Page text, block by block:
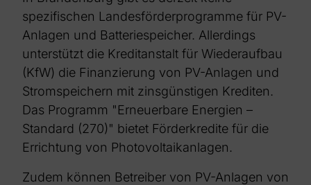
spezifischen Landesförderprogramme für PV-
Anlagen und Batteriespeicher. Allerdings
unterstützt die Kreditanstalt für Wiederaufbau
(KfW) die Finanzierung von PV-Anlagen und
Stromspeichern mit zinsgünstigen Krediten.
Das Programm "Erneuerbare Energien –
Standard (270)" bietet Förderkredite für die
Errichtung von Photovoltaikanlagen.
Zudem können Betreiber von PV-Anlagen von